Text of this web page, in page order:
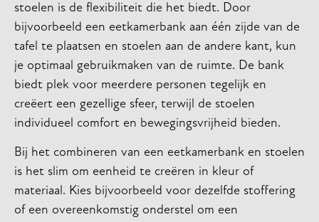
stoelen is de flexibiliteit die het biedt. Door
bijvoorbeeld een eetkamerbank aan één zijde van de
tafel te plaatsen en stoelen aan de andere kant, kun
je optimaal gebruikmaken van de ruimte. De bank
biedt plek voor meerdere personen tegelijk en
creëert een gezellige sfeer, terwijl de stoelen
individueel comfort en bewegingsvrijheid bieden.
Bij het combineren van een eetkamerbank en stoelen
is het slim om eenheid te creëren in kleur of
materiaal. Kies bijvoorbeeld voor dezelfde stoffering
of een overeenkomstig onderstel om een